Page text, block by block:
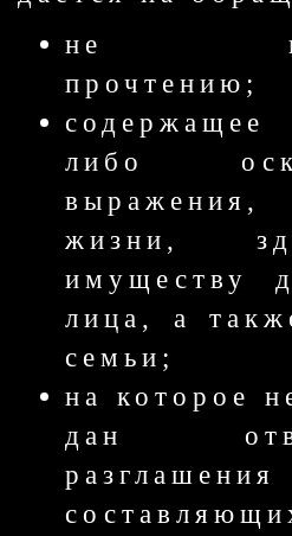
не
прочтению;
содержащее
либо
жизни,
имуществу
лица, а
семьи;
на которое
дан